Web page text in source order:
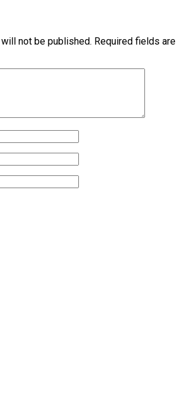
not be published. Required fields are